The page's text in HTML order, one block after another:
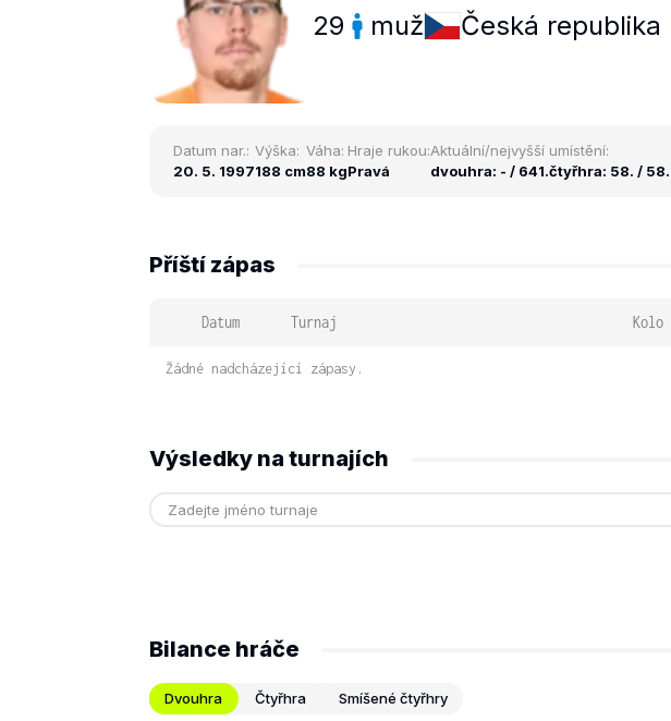
29 muž Česká republika
Datum nar.:
20. 5. 1997
Výška:
188 cm
Váha:
88 kg
Hraje rukou:
Pravá
Aktuální/nejvyšší umístění:
dvouhra: - / 641.čtyřhra: 58. / 58.
Příští zápas
Datum Turnaj Kolo
Žádné nadcházející zápasy.
Výsledky na turnajích
Bilance hráče
Dvouhra Čtyřhra Smíšené čtyřhry